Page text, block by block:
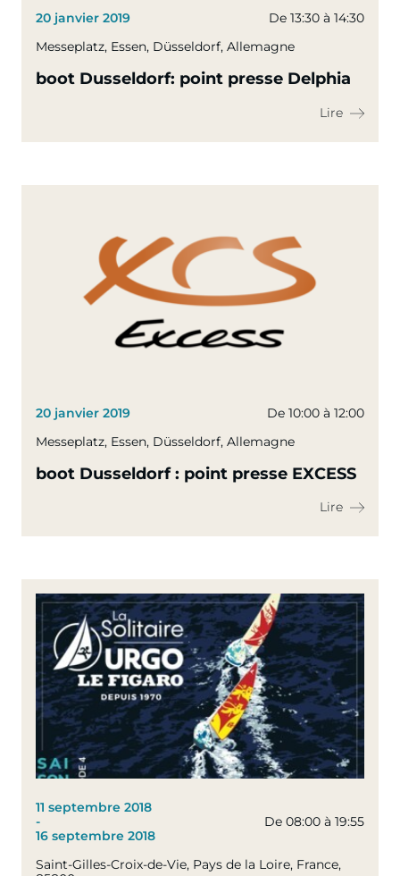
20 janvier 2019
De 13:30 à 14:30
Messeplatz, Essen, Düsseldorf, Allemagne
boot Dusseldorf: point presse Delphia
Lire
20 janvier 2019
De 10:00 à 12:00
Messeplatz, Essen, Düsseldorf, Allemagne
boot Dusseldorf : point presse EXCESS
Lire
11 septembre 2018
-
16 septembre 2018
De 08:00 à 19:55
Saint-Gilles-Croix-de-Vie, Pays de la Loire, France,